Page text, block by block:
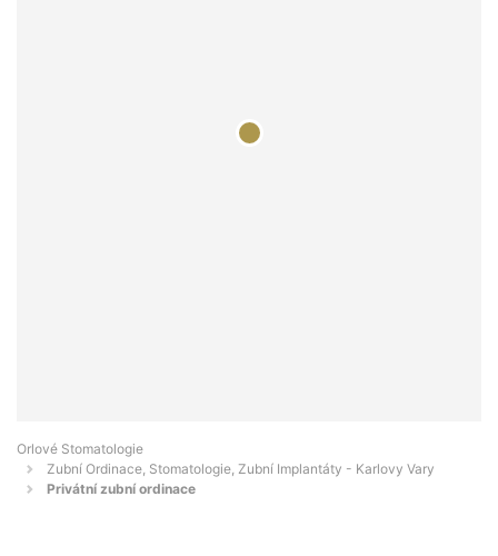
Orlové Stomatologie
Zubní Ordinace, Stomatologie, Zubní Implantáty - Karlovy Vary
Privátní zubní ordinace